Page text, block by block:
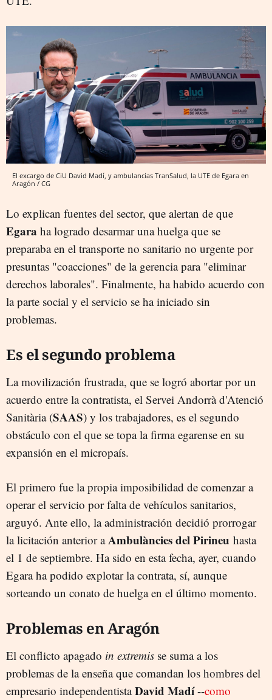
El excargo de CiU David Madí, y ambulancias TranSalud, la UTE de Egara en
Aragón / CG
Lo explican fuentes del sector, que alertan de que
Egara ha logrado desarmar una huelga que se
preparaba en el transporte no sanitario no urgente por
presuntas "coacciones" de la gerencia para "eliminar
derechos laborales". Finalmente, ha habido acuerdo con
la parte social y el servicio se ha iniciado sin
problemas.
Es el segundo problema
La movilización frustrada, que se logró abortar por un
acuerdo entre la contratista, el Servei Andorrà d'Atenció
Sanitària (SAAS) y los trabajadores, es el segundo
obstáculo con el que se topa la firma egarense en su
expansión en el micropaís.
El primero fue la propia imposibilidad de comenzar a
operar el servicio por falta de vehículos sanitarios,
arguyó. Ante ello, la administración decidió prorrogar
la licitación anterior aAmbulàncies del Pirineu hasta
el 1 de septiembre. Ha sido en esta fecha, ayer, cuando
Egara ha podido explotar la contrata, sí, aunque
sorteando un conato de huelga en el último momento.
Problemas en Aragón
El conflicto apagado in extremis se suma a los
problemas de la enseña que comandan los hombres del
empresario independentistaDavid Madí--como